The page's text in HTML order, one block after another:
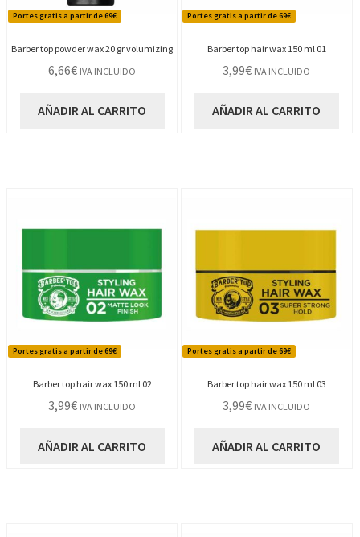
Portes gratis a partir de 69€
Barber top powder wax 20 gr volumizing
6,66€ IVA INCLUIDO
AÑADIR AL CARRITO
Portes gratis a partir de 69€
Barber top hair wax 150 ml 01
3,99€ IVA INCLUIDO
AÑADIR AL CARRITO
Portes gratis a partir de 69€
Barber top hair wax 150 ml 02
3,99€ IVA INCLUIDO
AÑADIR AL CARRITO
Portes gratis a partir de 69€
Barber top hair wax 150 ml 03
3,99€ IVA INCLUIDO
AÑADIR AL CARRITO